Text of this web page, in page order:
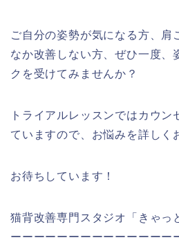
ご自分の姿勢が気になる方、肩
なか改善しない方、ぜひ一度、
クを受けてみませんか？
トライアルレッスンではカウン
ていますので、お悩みを詳しく
お待ちしています！
猫背改善専門スタジオ「きゃっ
ーーーーーーーーーーーーーー